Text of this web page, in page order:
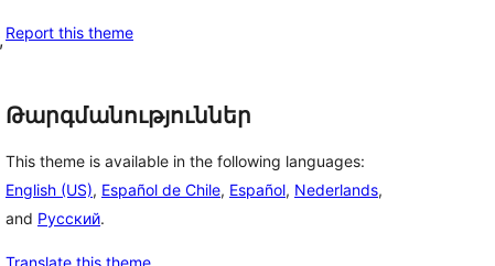
, Report this theme
Թարգմանություններ
This theme is available in the following languages:
English (US), Español de Chile, Español, Nederlands,
and Русский.
Translate this theme